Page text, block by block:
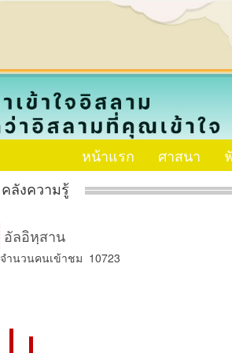
หน้าแรก ศาสนา
คลังความรู้
อัลอิหฺสาน
จำนวนคนเข้าชม 10723